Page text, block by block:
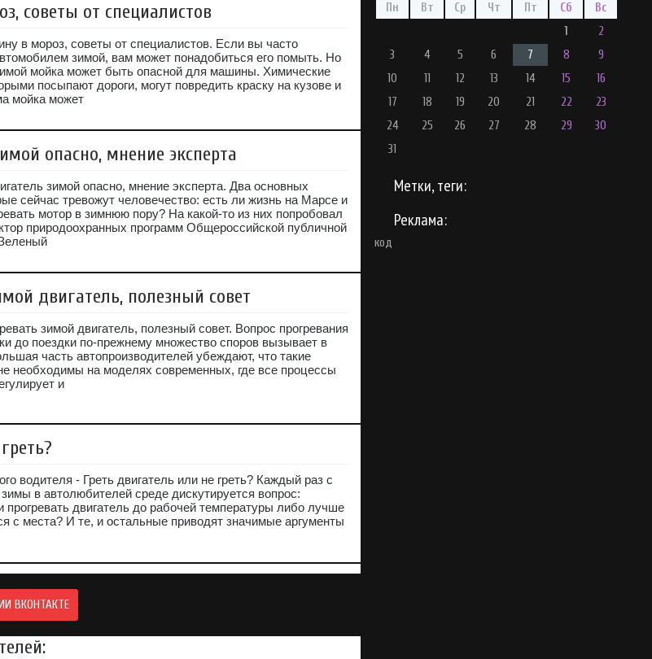
Пн Вт Ср Чт Пт Сб
Вс
1
2
3
4 5 6 7 8
9
10
11 12 13 14 15
16
17
18 19 20 21 22
23
24
25 26 27 28 29
30
31
Метки, теги:
Реклама:
код
советы от специалистов
в мороз, советы от специалистов. Если вы часто
зимой, вам может понадобиться его помыть. Но
мойка может быть опасной для машины. Химические
посыпают дороги, могут повредить краску на кузове и
мойка может
опасно, мнение эксперта
зимой опасно, мнение эксперта. Два основных
сейчас тревожут человечество: есть ли жизнь на Марсе и
мотор в зимнюю пору? На какой-то из них попробовал
природоохранных программ Общероссийской публичной
двигатель, полезный совет
зимой двигатель, полезный совет. Вопрос прогревания
до поездки по-прежнему множество споров вызывает в
часть автопроизводителей убеждают, что такие
необходимы на моделях современных, где все процессы
и
водителя - Греть двигатель или не греть? Каждый раз с
в автолюбителей среде дискутируется вопрос:
прогревать двигатель до рабочей температуры либо лучше
с места? И те, и остальные приводят значимые аргументы
ВКОНТАКТЕ